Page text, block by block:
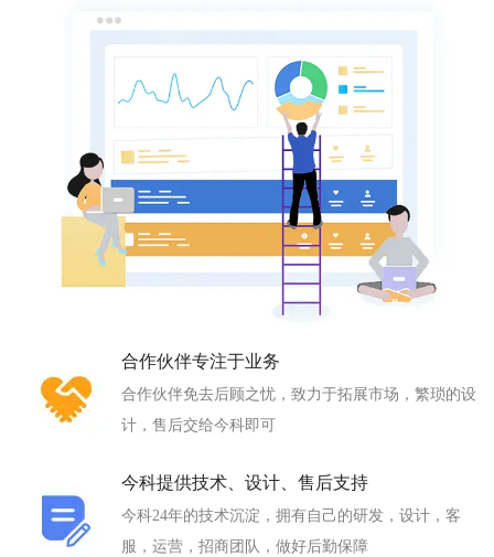
合作伙伴专注于业务
合作伙伴免去后顾之忧，致力于拓展市场，繁琐的设
计，售后交给今科即可
今科提供技术、设计、售后支持
今科24年的技术沉淀，拥有自己的研发，设计，客
服，运营，招商团队，做好后勤保障